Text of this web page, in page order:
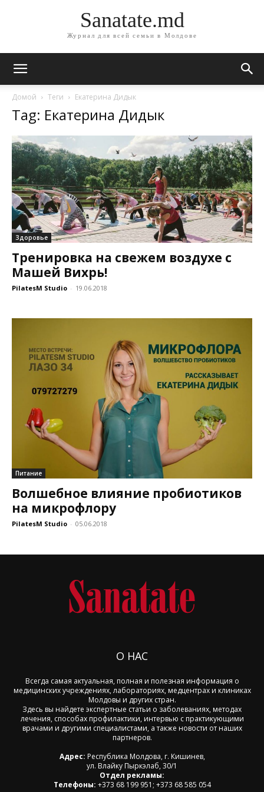
Sanatate.md
Журнал для всей семьи в Молдове
Домой Теги Екатерина Дидык
Tag: Екатерина Дидык
Здоровье
Тренировка на свежем воздухе с
Машей Вихрь!
PilatesM Studio - 19.06.2018
Питание
Волшебное влияние пробиотиков
на микрофлору
PilatesM Studio - 05.06.2018
О НАС
Всегда самая актуальная, полная и полезная информация о
медицинских учреждениях, лабораториях, медцентрах и клиниках
Молдовы и других стран.
Здесь вы найдете экспертные статьи о заболеваниях, методах
лечения, способах профилактики, интервью с практикующими
врачами и другими специалистами, а также новости от наших
партнеров.
Адрес: Республика Молдова, г. Кишинев,
ул. Влайку Пыркэлаб, 30/1
Отдел рекламы:
Телефоны: +373 68 199 951; +373 68 585 054